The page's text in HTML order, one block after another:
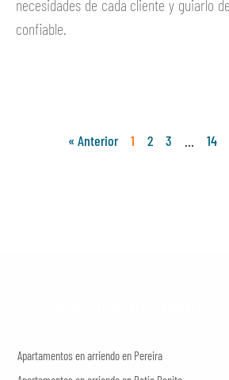
necesidades de cada cliente y guiarlo
confiable.
« Anterior 1 2 3 14
Apartamentos en arriendo en Pereira